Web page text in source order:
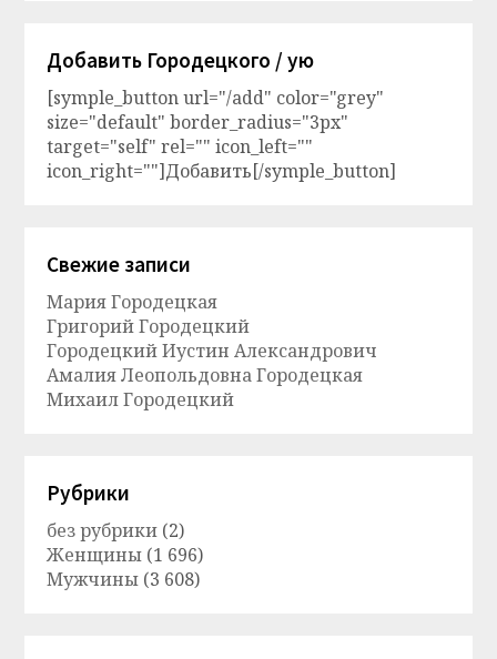
Добавить Городецкого / ую
[symple_button url="/add" color="grey"
size="default" border_radius="3px"
target="self" rel="" icon_left=""
icon_right=""]Добавить[/symple_button]
Свежие записи
Мария Городецкая
Григорий Городецкий
Городецкий Иустин Александрович
Амалия Леопольдовна Городецкая
Михаил Городецкий
Рубрики
без рубрики (2)
Женщины (1 696)
Мужчины (3 608)